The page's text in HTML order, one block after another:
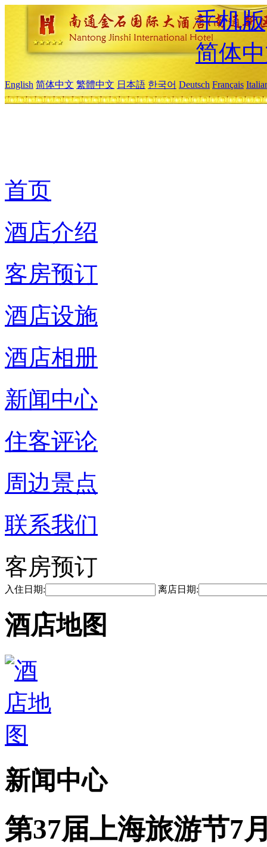
手机版
简体
English 简体中文 繁體中文 日本語 한국어 Deutsch Français
首页
酒店介绍
客房预订
酒店设施
酒店相册
新闻中心
住客评论
周边景点
联系我们
客房预订
入住日期: 离店日期:
酒店地图
新闻中心
第37届上海旅游节7